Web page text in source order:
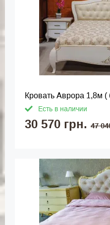
Кровать Аврора 1,8м
Есть в наличии
30 570 грн. 47